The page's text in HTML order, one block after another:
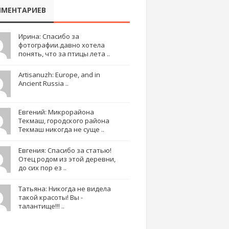
Ирина: Спасибо за
фотографии.давно хотела
понять, что за птицы лета ..
Artisanuzh: Europe, and in
Ancient Russia ..
Евгений: Микрорайона
Текмаш, городского района
Текмаш никогда не суще ..
Евгения: Спасибо за статью!
Отец родом из этой деревни,
до сих пор ез ..
Татьяна: Никогда не видела
такой красоты! Вы -
талантище!!! ..